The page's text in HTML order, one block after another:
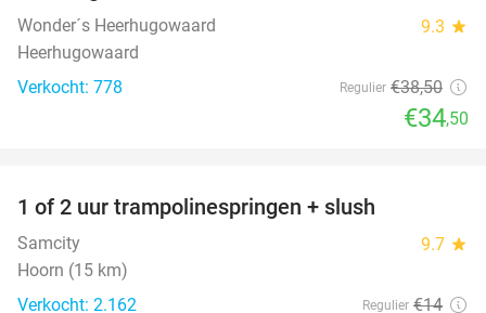
Wonder´s Heerhugowaard 9.3 star
Heerhugowaard
Verkocht: 778
Regulier €38,50
€34,50
1 of 2 uur trampolinespringen + slush
Samcity 9.7 star
Hoorn (15 km)
Verkocht: 2.162
Regulier €14